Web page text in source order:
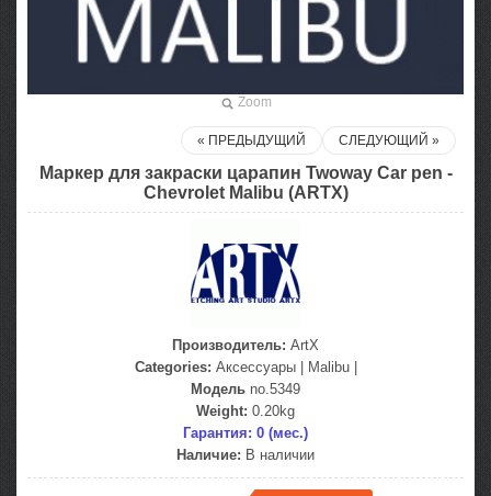
Zoom
СЛЕДУЮЩИЙ »
« ПРЕДЫДУЩИЙ
Маркер для закраски царапин Twoway Car pen -
Chevrolet Malibu (ARTX)
Производитель: ArtX
Categories: Аксессуары| Malibu|
Модель no.5349
Weight: 0.20kg
Гарантия: 0 (мес.)
Наличие: В наличии